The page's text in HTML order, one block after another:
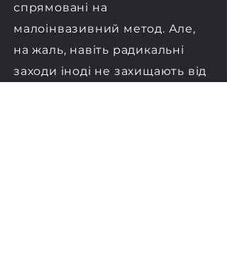
спрямовані на
малоінвазивний метод. Але,
на жаль, навіть радикальні
заходи іноді не захищають від